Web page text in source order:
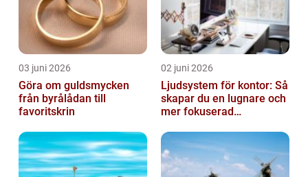
03 juni 2026
Göra om guldsmycken
från byrålådan till
favoritskrin
02 juni 2026
Ljudsystem för kontor: Så
skapar du en lugnare och
mer fokuserad